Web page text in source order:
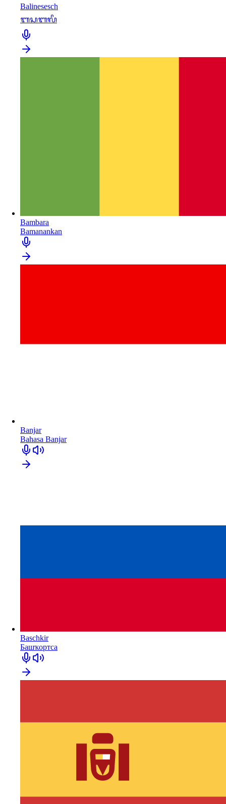
Balinesesch
ᬩᬲᬩᬮᬶ
Bambara
Bamanankan
Banjar
Bahasa Banjar
Baschkir
Башҡортса